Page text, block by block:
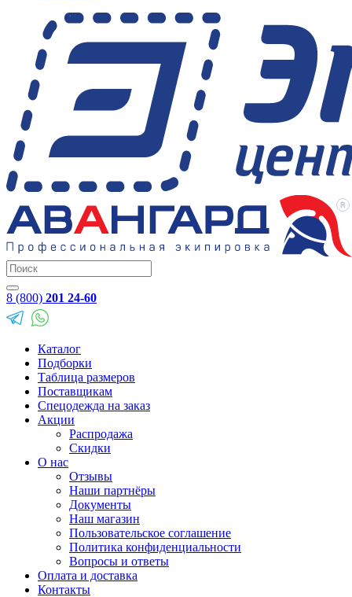
8 (800) 201 24-60
Каталог
Подборки
Таблица размеров
Поставщикам
Спецодежда на заказ
Акции
Распродажа
Скидки
О нас
Отзывы
Наши партнёры
Документы
Наш магазин
Пользовательское соглашение
Политика конфиденциальности
Вопросы и ответы
Оплата и доставка
Контакты